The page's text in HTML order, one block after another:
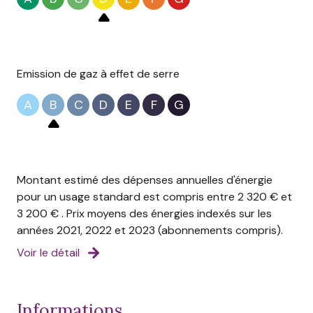
DPE: D (213 kWh/m²/an) / B (7 kgCO²/m²/an)
Nombre de lots: NC / Pas de procédure en cours à
notre connaissance
Honoraires d'agence à la charge du vendeur
Les informations sur les risques auxquels le bien est
Emission de gaz à effet de serre
A B C D E F G
Montant estimé des dépenses annuelles d'énergie
pour un usage standard est compris entre 2 320 € et
3 200 € . Prix moyens des énergies indexés sur les
années 2021, 2022 et 2023 (abonnements compris).
Voir le détail